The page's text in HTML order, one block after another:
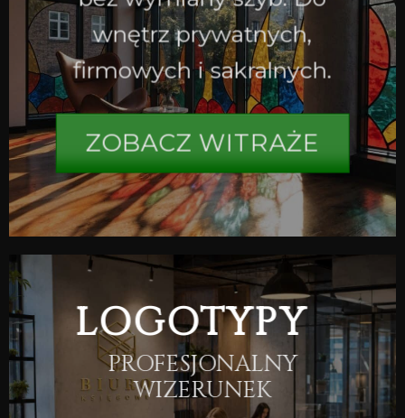
wnętrz prywatnych,
firmowych i sakralnych.
ZOBACZ WITRAŻE
LOGOTYPY
PROFESJONALNY
WIZERUNEK